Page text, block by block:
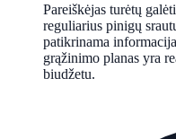
Pareiškėjas turėtų
reguliarius pinigų
patikrinama
grąžinimo planas yra
biudžetu.